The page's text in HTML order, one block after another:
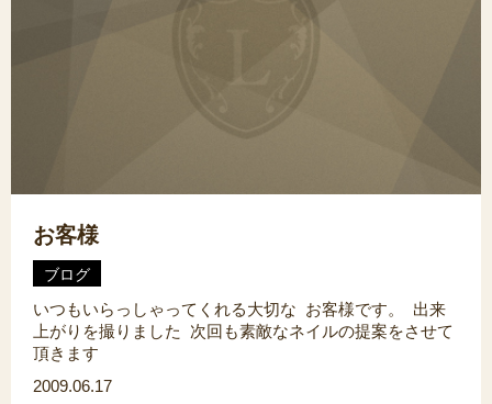
お客様
ブログ
いつもいらっしゃってくれる大切な お客様です。 出来
上がりを撮りました 次回も素敵なネイルの提案をさせて
頂きます
2009.06.17